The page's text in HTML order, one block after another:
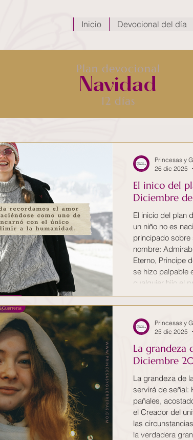
Inicio Devocional del día
Plan devocional
Navidad
12 días
El inico del
Diciembre
El inicio del plan de
un niño no es
principado sobre
nombre:
Eterno, Principe
se hizo palpable
cualquier hijo el
encarnado. El Mesías que desde la antigüedad
Dios había
Aquel cuyo
so
Princesas y
26 dic 2025
La grandeza
Diciembre
La grandeza de
servirá de señal:
pañales,
el Creador del
las
la verdadera
Princesas y
25 dic 2025